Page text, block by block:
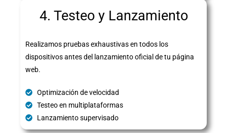
4. Testeo y Lanzamiento
Realizamos pruebas exhaustivas en todos los
dispositivos antes del lanzamiento oficial de tu página
web.
Optimización de velocidad
Testeo en multiplataformas
Lanzamiento supervisado